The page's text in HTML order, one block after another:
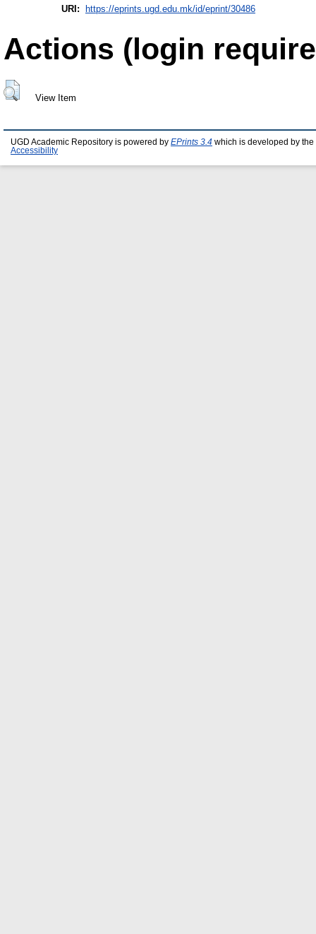
URI: https://eprints.ugd.edu.mk/id/eprint/30486
Actions (login
View Item
UGD Academic Repository is powered by EPrints 3.4 which is developed by the
Accessibility